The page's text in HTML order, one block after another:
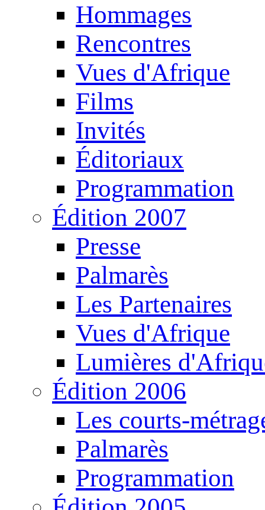
Hommages
Rencontres
Vues d'Afrique
Films
Invités
Éditoriaux
Programmation
Édition 2007
Presse
Palmarès
Les Partenaires
Vues d'Afrique
Lumières
Édition 2006
Les courts-
Palmarès
Programmation